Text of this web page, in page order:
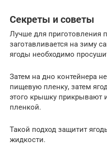
Секреты и советы
Лучше для приготовления
заготавливается на зиму
ягоды необходимо
Затем на дно контейнера
пищевую пленку, затем
этого крышку
пленкой.
Такой подход защитит
жидкости.